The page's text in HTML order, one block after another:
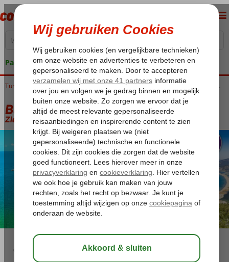
Pakketgarantie
Home Egeische kust Blue Cruises Blue Cruises Marmaris Blue Cruise Marmaris & Area Hotel
Blue Cruise Marmaris & Area Hotel
Zie beschrijving (optie 2)
01:30